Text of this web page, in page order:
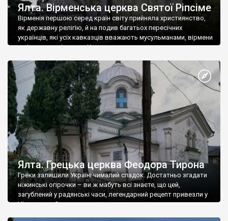
Ялта. Вірменська церква Святої Ріпсіме
Вірменія першою серед країн світу прийняла християнство,
як державну релігію, й на подив багатьох пересічних
українців, які усіх кавказців вважають мусульманами, вірмени
є відданими вірянами Христа
Ялта. Грецька церква Феодора Тирона
Греки залишили Україні чималий спадок. Достатньо згадати
ніжинські огірочки – ви ж мабуть всі знаєте, що цей,
загублений у радянські часи, легендарний рецепт привезли у
Ніжин греки?